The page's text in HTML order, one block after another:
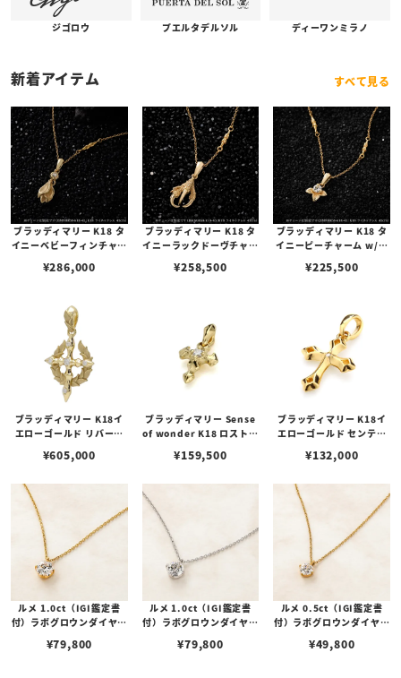
ジゴロウ プエルタデルソル ディーワンミラノ
新着アイテム すべて見る
ブラッディマリー K18 タ
イニーベビーフィンチャー
¥286,000
ブラッディマリー K18 タ
イニーラックドーヴチャー
¥258,500
ブラッディマリー K18 タ
イニーピーチャーム w/ダ
¥225,500
ブラッディマリー K18イ
エローゴールド リバース
ド
¥605,000
ブラッディマリー Sense
of wonder K18 ロストペ
¥159,500
ブラッディマリー K18イ
エローゴールド センテン
モンド
¥132,000
ルメ 1.0ct（IGI鑑定書
付）ラボグロウンダイヤモ
ティング） 一粒ネックレ
¥79,800
ルメ 1.0ct（IGI鑑定書
付）ラボグロウンダイヤモ
コーティング） 一粒ネッ
¥79,800
ルメ 0.5ct（IGI鑑定書
付）ラボグロウンダイヤモ
ティング） 一粒ネックレ
¥49,800